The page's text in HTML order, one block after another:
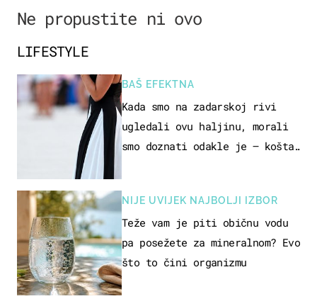
Ne propustite ni ovo
LIFESTYLE
BAŠ EFEKTNA
Kada smo na zadarskoj rivi
ugledali ovu haljinu, morali
smo doznati odakle je – košta
NIJE UVIJEK NAJBOLJI IZBOR
Teže vam je piti običnu vodu
pa posežete za mineralnom? Evo
što to čini organizmu